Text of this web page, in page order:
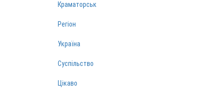
Краматорськ
Регіон
Україна
Суспільство
Цікаво